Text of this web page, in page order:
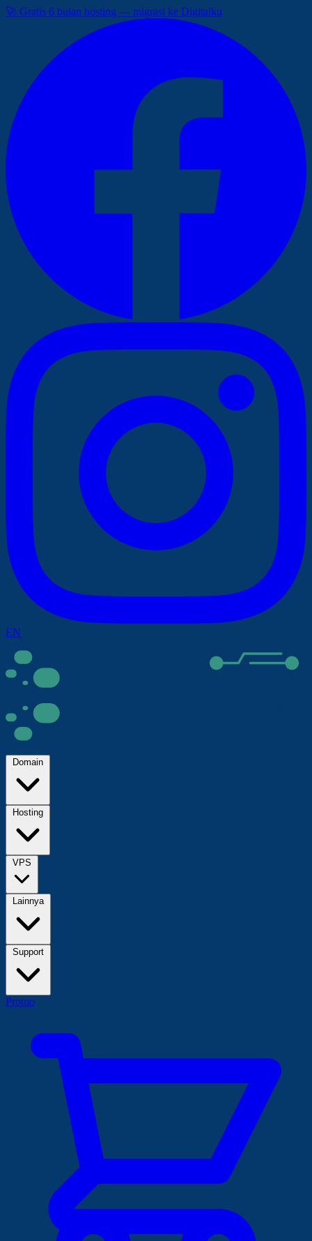
🚀 Gratis 6 bulan hosting — migrasi ke Digitalku
EN
Domain
Hosting
VPS
Lainnya
Support
Promo